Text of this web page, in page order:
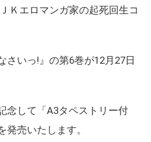
Ｋエロマンガ家の起死回生コ
さいっ!』の第6巻が12月27日
念して「A3タペストリー付
発売いたします。